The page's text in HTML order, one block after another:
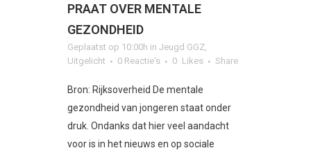
PRAAT OVER MENTALE
GEZONDHEID
Geplaatst op 10:00h in Jeugd GGZ
Uitgelicht
0 Reactie's 0 Likes Share
Bron: Rijksoverheid De mentale
gezondheid van jongeren staat onder
druk. Ondanks dat hier veel aandacht
voor is in het nieuws en op sociale